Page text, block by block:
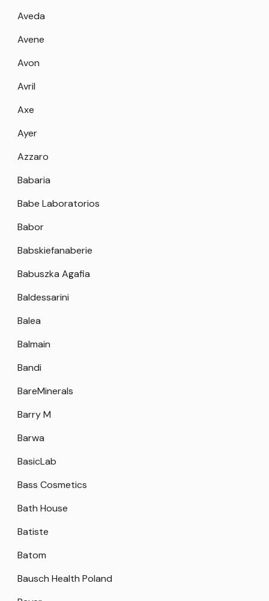
Aveda
Avene
Avon
Avril
Axe
Ayer
Azzaro
Babaria
Babe Laboratorios
Babor
Babskiefanaberie
Babuszka Agafia
Baldessarini
Balea
Balmain
Bandi
BareMinerals
Barry M
Barwa
BasicLab
Bass Cosmetics
Bath House
Batiste
Batom
Bausch Health Poland